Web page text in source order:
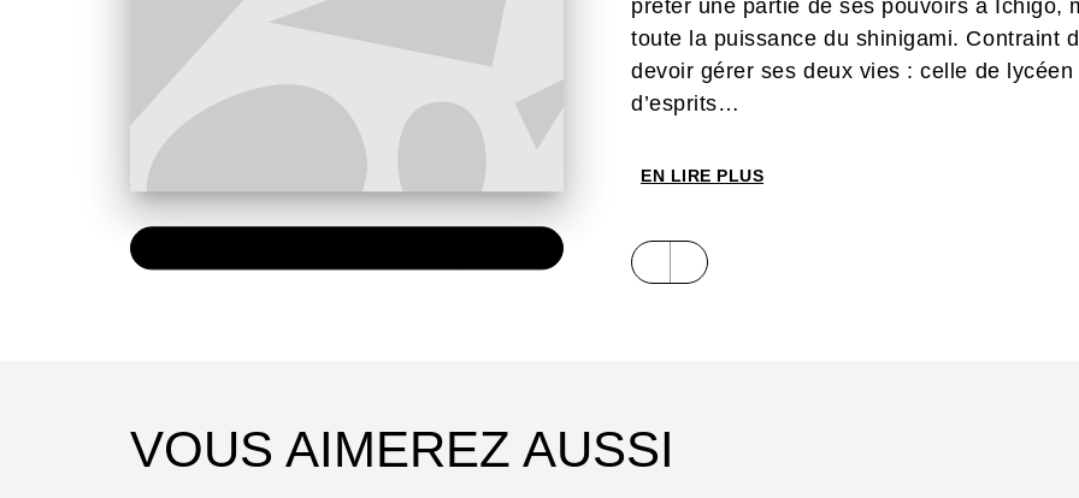
prêter une partie de ses pouvoirs à Ichigo,
toute la puissance du shinigami. Contraint
devoir gérer ses deux vies : celle de
d’esprits…
EN LIRE PLUS
VOUS AIMEREZ AUSSI